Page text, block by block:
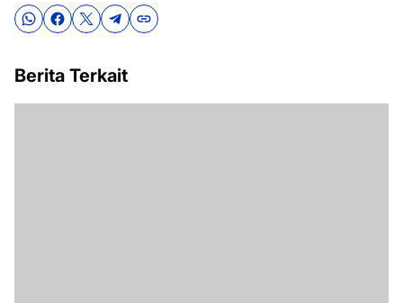
Berita Terkait